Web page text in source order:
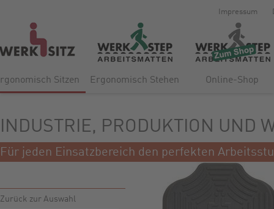
Impressum
Sitzen Ergonomisch Stehen Online-Shop
INDUSTRIE, PRODUKTION UND
Für jeden Einsatzbereich den perfekten
Zurück zur Auswahl